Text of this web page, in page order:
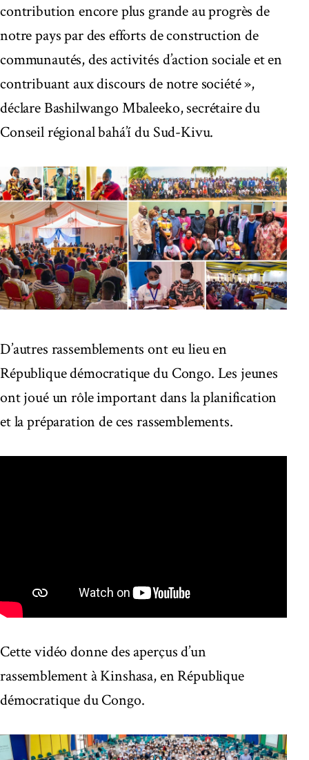
contribution encore plus grande au progrès de
notre pays par des efforts de construction de
communautés, des activités d’action sociale et en
contribuant aux discours de notre société »,
déclare Bashilwango Mbaleeko, secrétaire du
Conseil régional bahá’í du Sud-Kivu.
D’autres rassemblements ont eu lieu en
République démocratique du Congo. Les jeunes
ont joué un rôle important dans la planification
et la préparation de ces rassemblements.
Cette vidéo donne des aperçus d’un
rassemblement à Kinshasa, en République
démocratique du Congo.